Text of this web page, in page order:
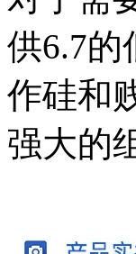
供6.7的
作硅和
强大的